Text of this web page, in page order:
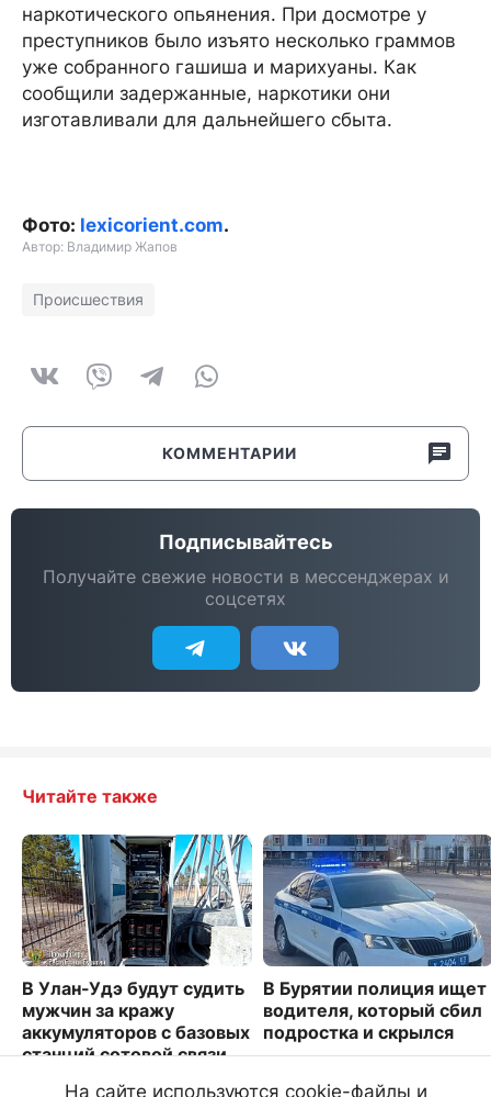
наркотического опьянения. При досмотре у
преступников было изъято несколько граммов
уже собранного гашиша и марихуаны. Как
сообщили задержанные, наркотики они
изготавливали для дальнейшего сбыта.
Фото: lexicorient.com.
Автор: Владимир Жапов
Происшествия
КОММЕНТАРИИ
Подписывайтесь
Получайте свежие новости в мессенджерах и
соцсетях
Читайте также
В Улан-Удэ будут судить
мужчин за кражу
аккумуляторов с базовых
станций сотовой связи
6581
В Бурятии полиция ищет
водителя, который сбил
подростка и скрылся
На сайте используются cookie-файлы и